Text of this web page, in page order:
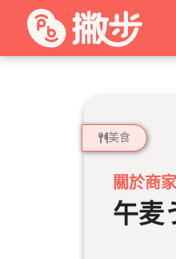
美食
關於商家
午麦